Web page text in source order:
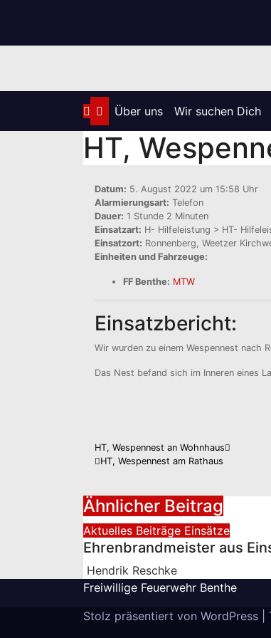
springen
Über uns Wir suchen Dich
HT,
Datum: 5. August 2022 um 15:58 Uhr
Alarmierungsart: Telefon
Dauer: 1 Stunde 2 Minuten
Einsatzart: H- Hilfeleistung > HT-
Einsatzort: Ronnenberg, Weetzer
Einheiten und Fahrzeuge:
FF Benthe: MTW
Einsatzbericht:
Wir wurden zu einem Wespennest nach
Das Nest befand sich im Inneren eines
HT, Wespennest an Wohnhaus
HT, Wespennest am Rathaus
Ähnlicher Beitrag
Aktuelles Beiträge Einsätze
Ehrenbrandmeister aus
Hendrik Reschke
Freiwillige Feuerwehr Benthe
Stolz präsentiert von WordPress